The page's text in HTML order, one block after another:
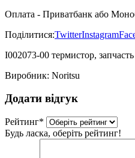
Оплата - Приватбанк або
Поділитися:TwitterInstagram
I002073-00 термистор,
Виробник: Noritsu
Додати відгук
Рейтинг*
Будь ласка, оберіть рейтинг!